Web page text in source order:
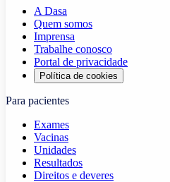
A Dasa
Quem somos
Imprensa
Trabalhe conosco
Portal de privacidade
Política de cookies
Para pacientes
Exames
Vacinas
Unidades
Resultados
Direitos e deveres